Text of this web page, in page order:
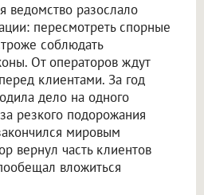
ведомство разослало
пересмотреть спорные
соблюдать
От операторов ждут
клиентами. За год
дело на одного
резкого подорожания
мировым
вернул часть клиентов
вложиться